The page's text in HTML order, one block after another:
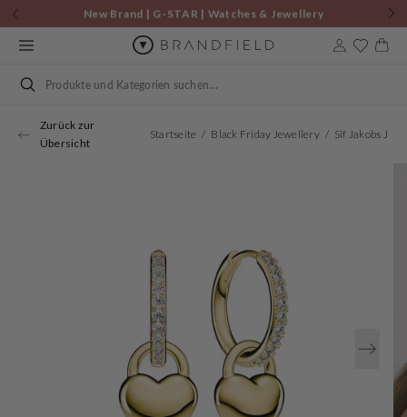
Zum
Inhalt
springen
New Brand | G-STAR | Watches & Jewellery
Suchen
Zurück zur
Übersicht
Startseite Black Friday Jewellery
Öffnen
Medien